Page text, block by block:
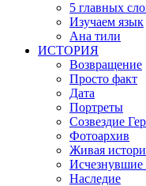
5 главных
Изучаем язык
Ана тили
ИСТОРИЯ
Возвращение
Просто факт
Дата
Портреты
Созвездие
Фотоархив
Живая
Исчезнувшие
Наследие